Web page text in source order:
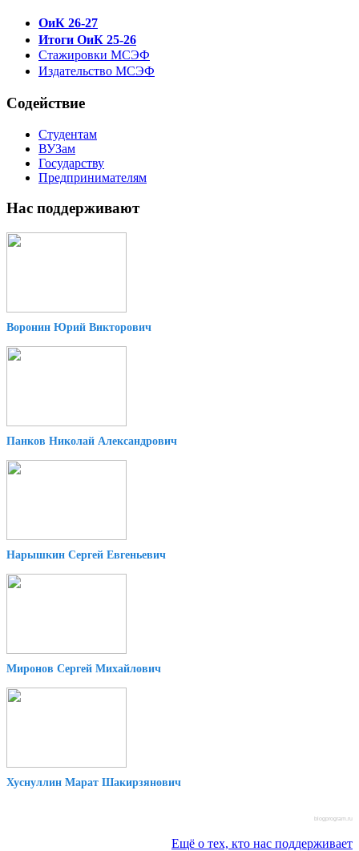
ОиК 26-27
Итоги ОиК 25-26
Стажировки МСЭФ
Издательство МСЭФ
Содействие
Студентам
ВУЗам
Государству
Предпринимателям
Нас поддерживают
Воронин Юрий Викторович
Панков Николай Александрович
Нарышкин Сергей Евгеньевич
Миронов Сергей Михайлович
Хуснуллин Марат Шакирзянович
blogprogram.ru
Ещё о тех, кто нас поддерживает